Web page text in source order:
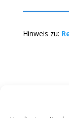
Hinweis zu: